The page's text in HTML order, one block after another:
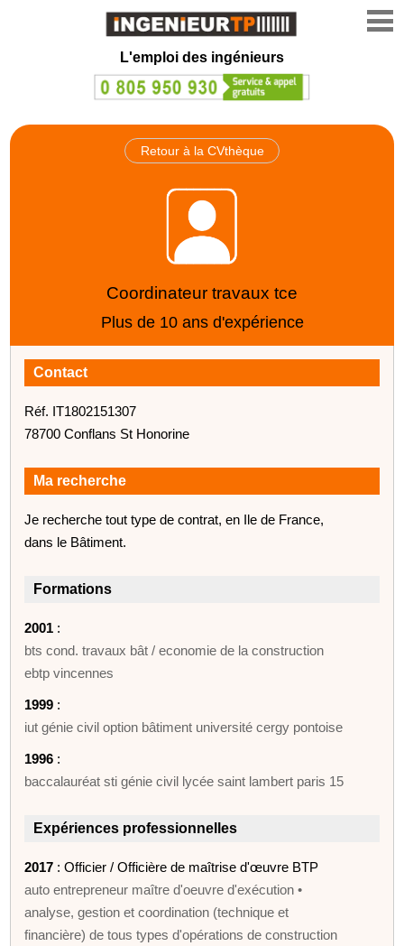
L'emploi des ingénieurs
Retour à la CVthèque
Coordinateur travaux tce
Plus de 10 ans d'expérience
Contact
Réf. IT1802151307
78700 Conflans St Honorine
Ma recherche
Je recherche tout type de contrat, en Ile de France,
dans le Bâtiment.
Formations
2001 :
bts cond. travaux bât / economie de la construction
ebtp vincennes
1999 :
iut génie civil option bâtiment université cergy pontoise
1996 :
baccalauréat sti génie civil lycée saint lambert paris 15
Expériences professionnelles
2017 : Officier / Officière de maîtrise d'œuvre BTP
auto entrepreneur maître d'oeuvre d'exécution •
analyse, gestion et coordination (technique et
financière) de tous types d'opérations de construction